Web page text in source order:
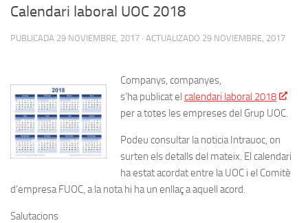
Calendari laboral UOC 2018
PUBLICADA 29 NOVIEMBRE, 2017 · ACTUALIZADO 29 NOVIEMBRE, 2017
Companys, companyes,
s’ha publicat el calendari laboral 2018
per a totes les empreses del Grup UOC.
Podeu consultar la noticia Intrauoc, on
surten els detalls del mateix. El calendari
ha estat acordat entre la UOC i el Comitè
d’empresa FUOC, a la nota hi ha un enllaç a aquell acord.
Salutacions